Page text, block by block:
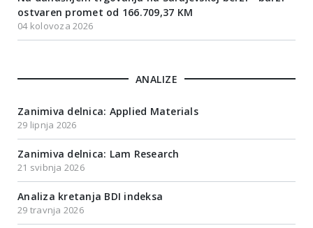
ostvaren promet od 166.709,37 KM
04 kolovoza 2026
ANALIZE
Zanimiva delnica: Applied Materials
29 lipnja 2026
Zanimiva delnica: Lam Research
21 svibnja 2026
Analiza kretanja BDI indeksa
29 travnja 2026